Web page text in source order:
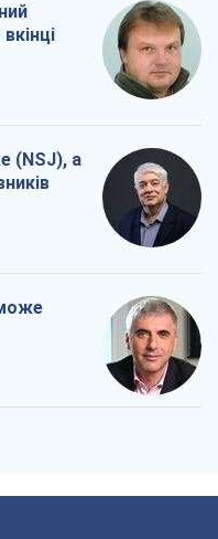
(NSJ), а